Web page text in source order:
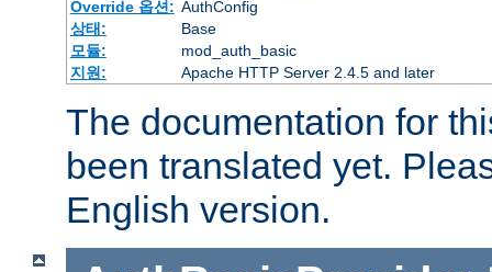
Override 옵션: AuthConfig
상태:
Base
모듈:
mod_auth_basic
지원:
Apache HTTP Server 2.4.5 and later
The documentation for
been translated yet.
English version.